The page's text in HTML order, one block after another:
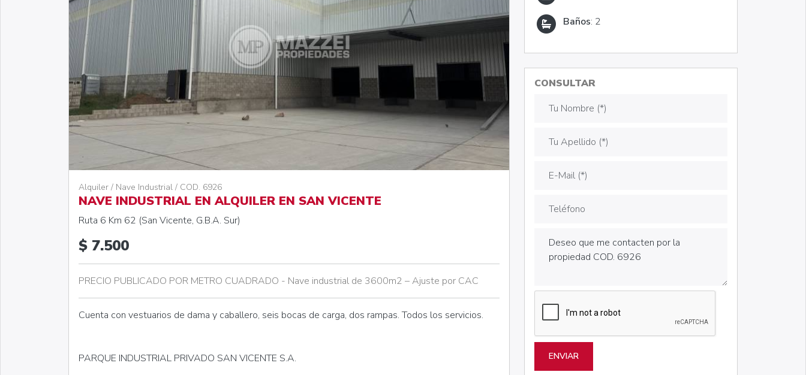
Alquiler / Nave Industrial / COD. 6926
NAVE INDUSTRIAL EN ALQUILER EN SAN VICENTE
Ruta 6 Km 62 (San Vicente, G.B.A. Sur)
$ 7.500
PRECIO PUBLICADO POR METRO CUADRADO - Nave industrial de 3600m2 – Ajuste por CAC
Cuenta con vestuarios de dama y caballero, seis bocas de carga, dos rampas. Todos los servicios.
PARQUE INDUSTRIAL PRIVADO SAN VICENTE S.A.
Baños: 2
CONSULTAR
ENVIAR